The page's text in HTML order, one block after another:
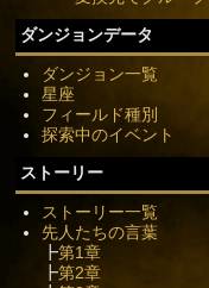
ダンジョンデータ
ダンジョン一覧
星座
フィールド種別
探索中のイベント
ストーリー
ストーリー一覧
先人たちの言葉
┣第1章
┣第2章